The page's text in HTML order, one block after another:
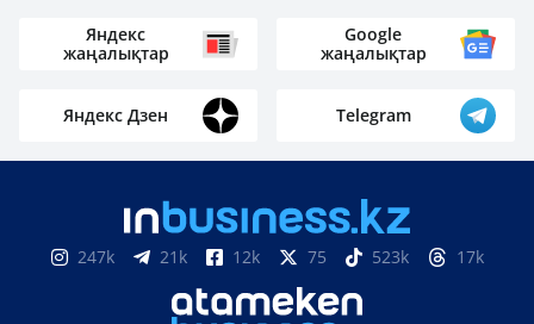
Яндекс
жаңалықтар
Google
жаңалықтар
Яндекс Дзен Telegram
247k 21k 12k 75 523k 17k